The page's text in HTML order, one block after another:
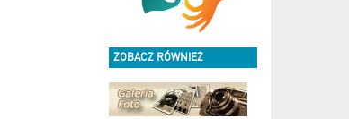
ZOBACZ RÓWNIEŻ